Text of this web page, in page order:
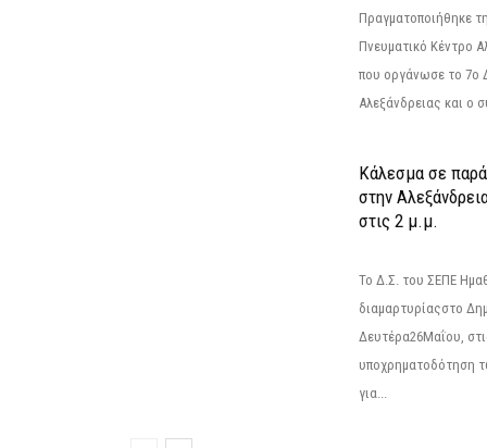
Πραγματοποιήθηκε
Πνευματικό Κέντρο
που οργάνωσε το 7ο
Αλεξάνδρειας και ο
Κάλεσμα σε
στην
στις 2 μ.μ.
Το Δ.Σ. του ΣΕΠΕ
διαμαρτυρίαςστο
Δευτέρα26Μαΐου,
υποχρηματοδότηση
για...